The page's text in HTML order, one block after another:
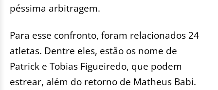
péssima arbitragem.
Para esse confronto, foram relacionados 24
atletas. Dentre eles, estão os nome de
Patrick e Tobias Figueiredo, que podem
estrear, além do retorno de Matheus Babi.